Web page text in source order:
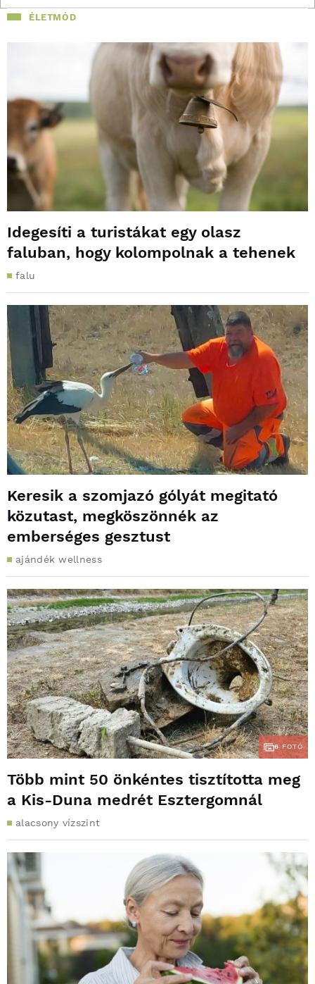
ÉLETMÓD
Idegesíti a turistákat egy olasz
faluban, hogy kolompolnak a tehenek
falu
Keresik a szomjazó gólyát megitató
közutast, megköszönnék az
emberséges gesztust
ajándék wellness
6 FOTÓ
Több mint 50 önkéntes tisztította meg
a Kis-Duna medrét Esztergomnál
alacsony vízszint